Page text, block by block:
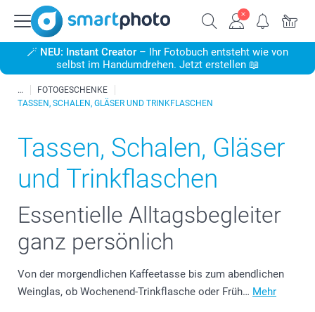
🪄 NEU: Instant Creator – Ihr Fotobuch entsteht wie von
selbst im Handumdrehen. Jetzt erstellen 📖
FOTOGESCHENKE
TASSEN, SCHALEN, GLÄSER UND TRINKFLASCHEN
Tassen, Schalen, Gläser
und Trinkflaschen
Essentielle Alltagsbegleiter
ganz persönlich
Von der morgendlichen Kaffeetasse bis zum abendlichen
Weinglas, ob Wochenend-Trinkflasche oder Früh… Mehr